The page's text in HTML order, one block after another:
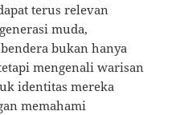
terus relevan
muda,
bukan hanya
mengenali warisan
identitas mereka
memahami